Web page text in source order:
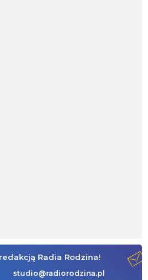
Radia Rodzina!
studio@radiorodzina.pl